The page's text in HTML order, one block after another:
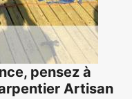
pensez à
Artisan